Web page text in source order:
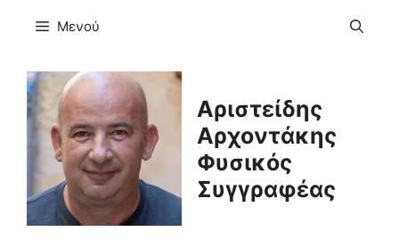
Μενού
Αριστείδης
Αρχοντάκης
Φυσικός
Συγγραφέας